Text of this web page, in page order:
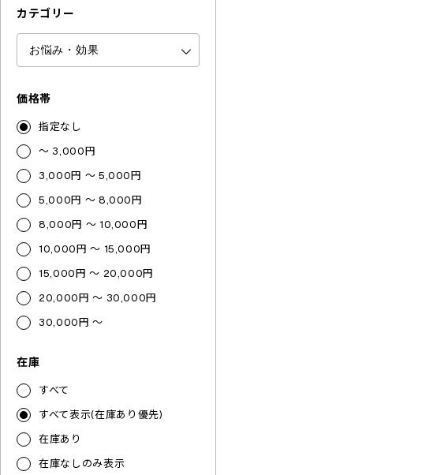
カテゴリー
価格帯
指定なし
～ 3,000円
3,000円 ～ 5,000円
5,000円 ～ 8,000円
8,000円 ～ 10,000円
10,000円 ～ 15,000円
15,000円 ～ 20,000円
20,000円 ～ 30,000円
30,000円 ～
在庫
すべて
すべて表示(在庫あり優先)
在庫あり
在庫なしのみ表示